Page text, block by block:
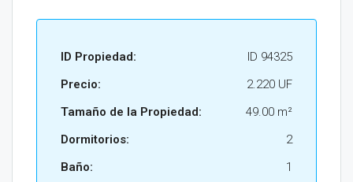
ID Propiedad:
ID 94325
Precio:
2.220 UF
Tamaño de la Propiedad:
49.00 m²
Dormitorios:
2
Baño:
1